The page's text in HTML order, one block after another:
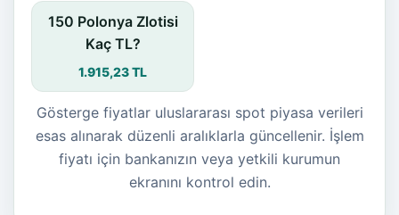
150 Polonya Zlotisi
Kaç TL?
1.915,23 TL
Gösterge fiyatlar uluslararası spot piyasa verileri
esas alınarak düzenli aralıklarla güncellenir. İşlem
fiyatı için bankanızın veya yetkili kurumun
ekranını kontrol edin.